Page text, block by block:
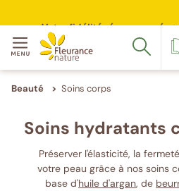
Accéder à : navigation
Accéder à : contenu principal
Accéder à : pied de page
Votre fidélité récompensée
100 points
Beauté Soins corps
Soins hydratants
Préserver l'élasticité, la
votre peau grâce à nos soins
base d'huile d'argan, de
email
(Format
exemple@gmail.com)
confirmer
votre
e-
sur
Facebook
sur
Instagram